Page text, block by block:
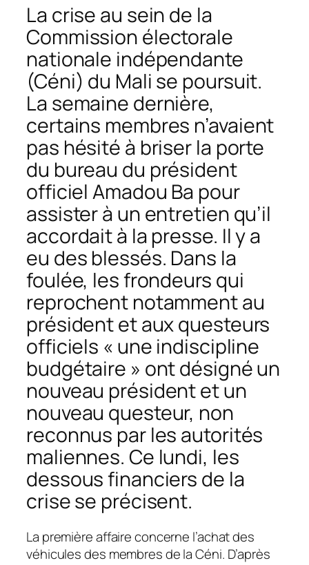
La crise au sein de la
Commission électorale
nationale indépendante
(Céni) du Mali se poursuit.
La semaine dernière,
certains membres n’avaient
pas hésité à briser la porte
du bureau du président
officiel Amadou Ba pour
assister à un entretien qu’il
accordait à la presse. Il y a
eu des blessés. Dans la
foulée, les frondeurs qui
reprochent notamment au
président et aux questeurs
officiels « une indiscipline
budgétaire » ont désigné un
nouveau président et un
nouveau questeur, non
reconnus par les autorités
maliennes. Ce lundi, les
dessous financiers de la
crise se précisent.
La première affaire concerne l’achat des
véhicules des membres de la Céni. D’après